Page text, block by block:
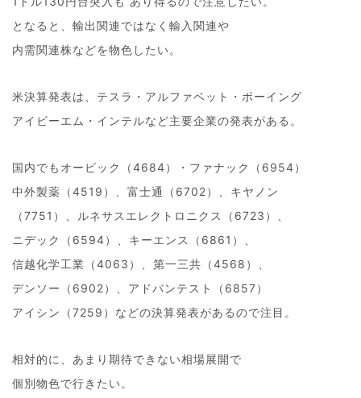
となると、輸出関連ではなく輸入関連や
内需関連株などを物色したい。
米決算発表は、テスラ・アルファベット・ボーイング
アイビーエム・インテルなど主要企業の発表がある。
国内でもオービック（4684）・ファナック（6954）
中外製薬（4519）、富士通（6702）、キヤノン
（7751）、ルネサスエレクトロニクス（6723）、
ニデック（6594）、キーエンス（6861）、
信越化学工業（4063）、第一三共（4568）、
デンソー（6902）、アドバンテスト（6857）
アイシン（7259）などの決算発表があるので注目。
相対的に、あまり期待できない相場展開で
個別物色で行きたい。